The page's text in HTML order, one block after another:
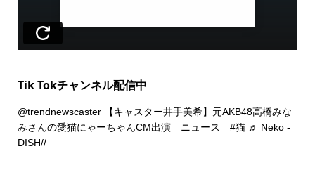
Tik Tokチャンネル配信中
@trendnewscaster【キャスター井手美希】元AKB48高橋みな
みさんの愛猫にゃーちゃんCM出演 ニュース #猫 ♬ Neko -
DISH//